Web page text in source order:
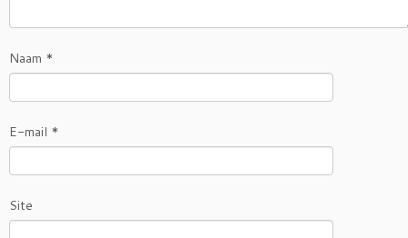
Naam *
E-mail *
Site